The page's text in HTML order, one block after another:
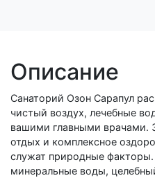
Описание
Санаторий Озон Сарапул
чистый воздух, лечебные
вашими главными врачами.
отдых и комплексное
служат природные
минеральные воды,